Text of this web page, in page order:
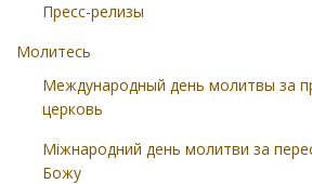
Пресс-релизы
Молитесь
Международный день молитвы за
церковь
Міжнародний день молитви за
Божу